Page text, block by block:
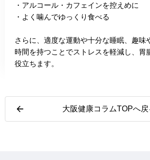
・アルコール・カフェインを控えめに
・よく噛んでゆっくり食べる
さらに、適度な運動や十分な睡眠、趣味
時間を持つことでストレスを軽減し、胃
役立ちます。
大阪健康コラムTOPへ戻